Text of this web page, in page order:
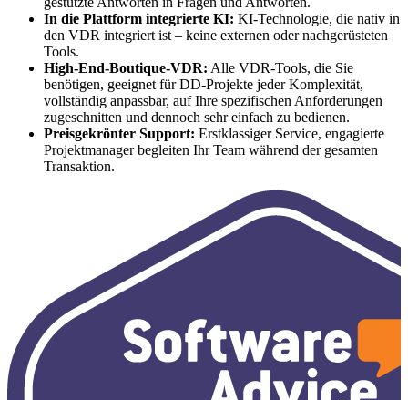
In die Plattform integrierte KI: KI-Technologie, die nativ in
den VDR integriert ist – keine externen oder nachgerüsteten
Tools.
High-End-Boutique-VDR: Alle VDR-Tools, die Sie
benötigen, geeignet für DD-Projekte jeder Komplexität,
vollständig anpassbar, auf Ihre spezifischen Anforderungen
zugeschnitten und dennoch sehr einfach zu bedienen.
Preisgekrönter Support: Erstklassiger Service, engagierte
Projektmanager begleiten Ihr Team während der gesamten
Transaktion.